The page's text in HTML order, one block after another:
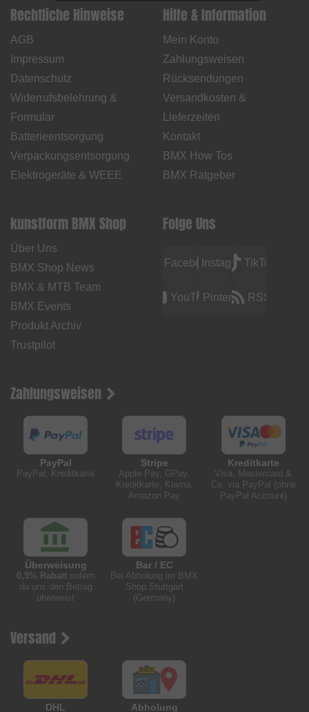
Rechtliche Hinweise
AGB
Impressum
Datenschutz
Widerrufsbelehrung &
Formular
Batterieentsorgung
Verpackungsentsorgung
Elektrogeräte & WEEE
Hilfe & Information
Mein Konto
Zahlungsweisen
Rücksendungen
Versandkosten &
Lieferzeiten
Kontakt
BMX How Tos
BMX Ratgeber
kunstform BMX Shop
Über Uns
BMX Shop News
BMX & MTB Team
BMX Events
Produkt Archiv
Trustpilot
Folge Uns
FacebookInstagramTikTok
YouTubePinterest RSS
Zahlungsweisen
PayPal
PayPal, Kreditkarte
Stripe
Apple Pay, GPay,
Kreditkarte, Klarna,
Amazon Pay
Kreditkarte
Visa, Mastercard &
Co. via PayPal (ohne
PayPal Account)
Überweisung
0,5% Rabatt sofern
du uns den Betrag
überweist
Bar / EC
Bei Abholung im BMX
Shop Stuttgart
(Germany)
Versand
DHL Abholung